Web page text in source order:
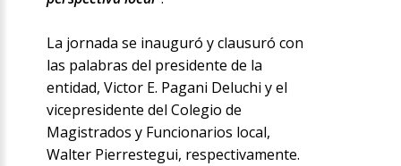
La jornada se inauguró y clausuró con
las palabras del presidente de la
entidad, Victor E. Pagani Deluchi y el
vicepresidente del Colegio de
Magistrados y Funcionarios local,
Walter Pierrestegui, respectivamente.